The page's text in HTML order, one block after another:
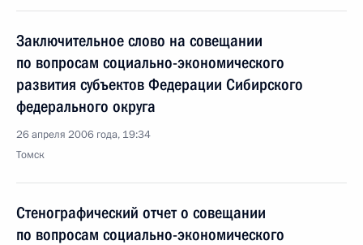
Заключительное слово на совещании
по вопросам социально-экономического
развития субъектов Федерации Сибирского
федерального округа
26 апреля 2006 года, 19:34
Томск
Стенографический отчет о совещании
по вопросам социально-экономического